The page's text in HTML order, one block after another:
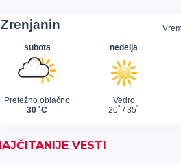
VESTI